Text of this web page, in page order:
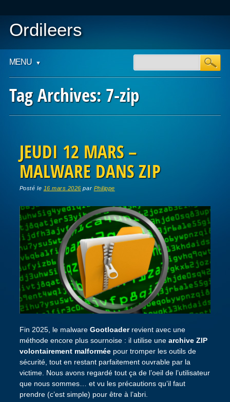
Ordileers
Main menu
content
MENU
Tag Archives:7-zip
JEUDI 12 MARS –
MALWARE DANS ZIP
Posté le 16 mars 2026 par Philippe
Fin 2025, le malware Gootloaderrevient avec une
méthode encore plus sournoise : il utilise une archive ZIP
volontairement malforméepour tromper les outils de
sécurité, tout en restant parfaitement ouvrable par la
victime. Nous avons regardé tout ça de l’oeil de l’utilisateur
que nous sommes… et vu les précautions qu’il faut
prendre (c’est simple) pour être à l’abri.